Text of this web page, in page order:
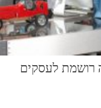
רושמת לעסקים